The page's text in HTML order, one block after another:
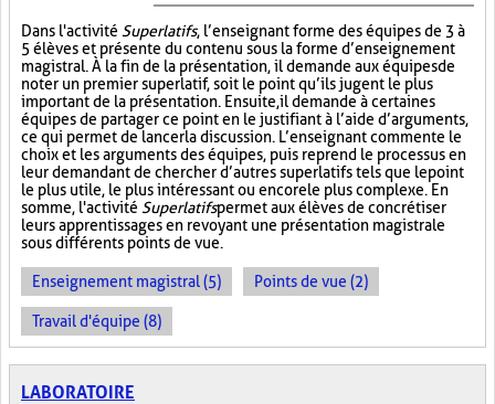
Dans l'activité Superlatifs, l’enseignant forme des équipes de 3 à
5 élèves et présente du contenu sous la forme d’enseignement
magistral. À la fin de la présentation, il demande aux équipes de
noter un premier superlatif, soit le point qu’ils jugent le plus
important de la présentation. Ensuite, il demande à certaines
équipes de partager ce point en le justifiant à l’aide d’arguments,
ce qui permet de lancer la discussion. L’enseignant commente le
choix et les arguments des équipes, puis reprend le processus en
leur demandant de chercher d’autres superlatifs tels que le point
le plus utile, le plus intéressant ou encore le plus complexe. En
somme, l'activité Superlatifspermet aux élèves de concrétiser
leurs apprentissages en revoyant une présentation magistrale
sous différents points de vue.
Enseignement magistral (5) Points de vue (2)
Travail d'équipe (8)
LABORATOIRE